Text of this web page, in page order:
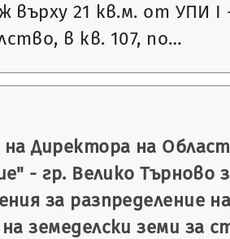
върху 21 кв.м. от УПИ
в кв. 107, по…
на Директора на
- гр. Велико Търново
за разпределение
земеделски земи за